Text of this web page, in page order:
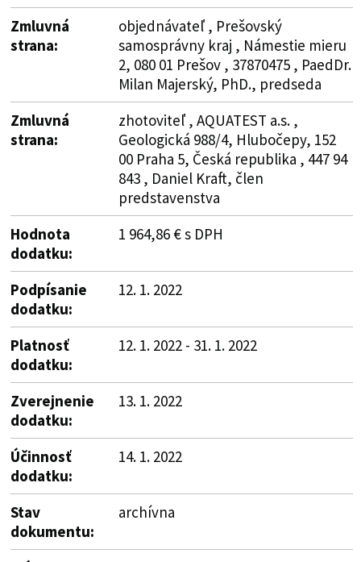
Zmluvná
strana:
objednávateľ , Prešovský
samosprávny kraj , Námestie mieru
2, 080 01 Prešov , 37870475 , PaedDr.
Milan Majerský, PhD., predseda
Zmluvná
strana:
zhotoviteľ , AQUATEST a.s. ,
Geologická 988/4, Hlubočepy, 152
00 Praha 5, Česká republika , 447 94
843 , Daniel Kraft, člen
predstavenstva
Hodnota
dodatku:
1 964,86 € s DPH
Podpísanie
dodatku:
12. 1. 2022
Platnosť
dodatku:
12. 1. 2022 - 31. 1. 2022
Zverejnenie
dodatku:
13. 1. 2022
Účinnosť
dodatku:
14. 1. 2022
Stav
dokumentu:
archívna